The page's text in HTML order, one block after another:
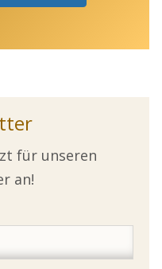
für unseren
an!